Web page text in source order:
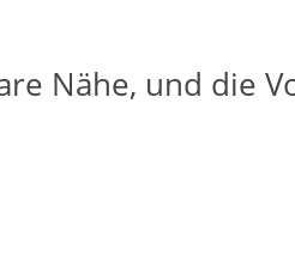
Nähe, und die